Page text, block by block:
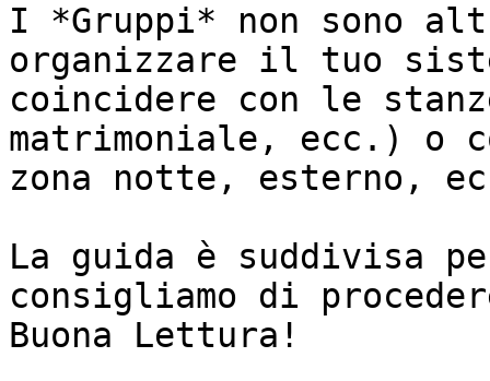
I *Gruppi* non sono
organizzare il tuo
coincidere con le
matrimoniale, ecc.) o
zona notte, esterno,
La guida è suddivisa
consigliamo di